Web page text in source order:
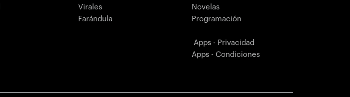
Virales
Farándula
Novelas
Programación
Apps - Privacidad
Apps - Condiciones